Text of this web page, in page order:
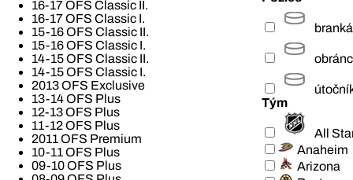
16-17 OFS Classic II.
16-17 OFS Classic I.
15-16 OFS Classic II.
15-16 OFS Classic I.
14-15 OFS Classic II.
14-15 OFS Classic I.
2013 OFS Exclusive
13-14 OFS Plus
12-13 OFS Plus
11-12 OFS Plus
2011 OFS Premium
10-11 OFS Plus
09-10 OFS Plus
Tým
All
Anaheim
Arizona